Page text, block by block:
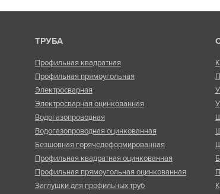
ТРУБА
Профильная квадратная
Профильная прямоугольная
Электросварная
Электросварная оцинкованная
Водогазопроводная
Водогазопроводная оцинкованная
Безшовная горячедеформированная
Профильная квадратная оцинкованная
Профильная прямоугольная оцинкованная
Заглушки для профильных труб